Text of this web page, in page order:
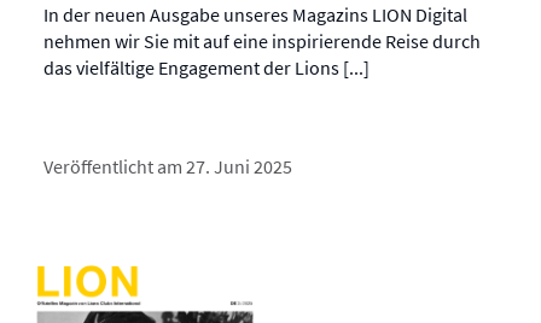
In der neuen Ausgabe unseres Magazins LION Digital
nehmen wir Sie mit auf eine inspirierende Reise durch
das vielfältige Engagement der Lions [...]
Veröffentlicht am 27. Juni 2025